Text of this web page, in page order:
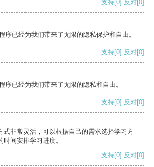
支持[0] 反对[0]
序已经为我们带来了无限的隐私保护和自由。
支持[0] 反对[0]
序已经为我们带来了无限的隐私和自由。
支持[0] 反对[0]
式非常灵活，可以根据自己的需求选择学习方
间安排学习进度。
支持[0] 反对[0]